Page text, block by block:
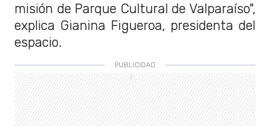
misión de Parque Cultural de Valparaíso",
explica Gianina Figueroa, presidenta del
espacio.